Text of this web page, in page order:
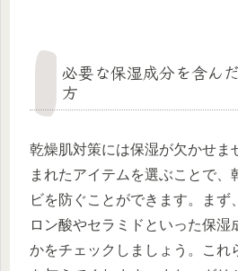
必要な保湿成分を含ん
方
乾燥肌対策には保湿が欠かせま
まれたアイテムを選ぶことで、
ビを防ぐことができます。まず
ロン酸やセラミドといった保湿
かをチェックしましょう。これ